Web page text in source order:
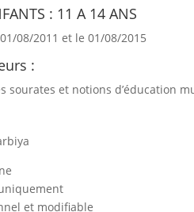
: 11 A 14 ANS
08/2011 et le 01/08/2015
:
sourates et notions d’éducation
et modifiable